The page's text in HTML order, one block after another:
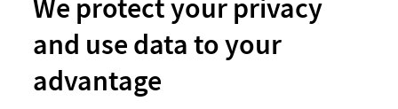
aus alkoholfreiem
Wein. Soll geeignet für
We protect your privacy
and use data to your
advantage